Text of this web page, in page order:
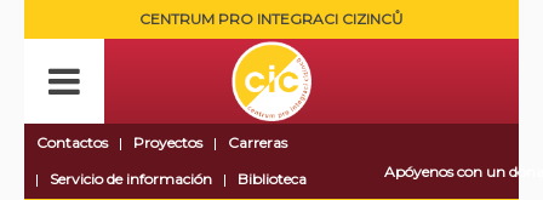
CENTRUM PRO INTEGRACI CIZINCŮ
Contactos Proyectos
Carreras
Servicio de información
Biblioteca Apóyenos con un